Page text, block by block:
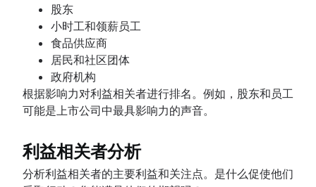
股东
小时工和领薪员工
食品供应商
居民和社区团体
政府机构
根据影响力对利益相关者进行排名。例如，股东和员工
可能是上市公司中最具影响力的声音。
利益相关者分析
分析利益相关者的主要利益和关注点。是什么促使他们